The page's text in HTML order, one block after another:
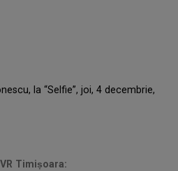
la “Selfie”, joi, 4 decembrie,
Timiṣoara: